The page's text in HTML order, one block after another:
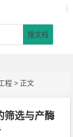
|
搜文档
程 > 正文
选与产酶